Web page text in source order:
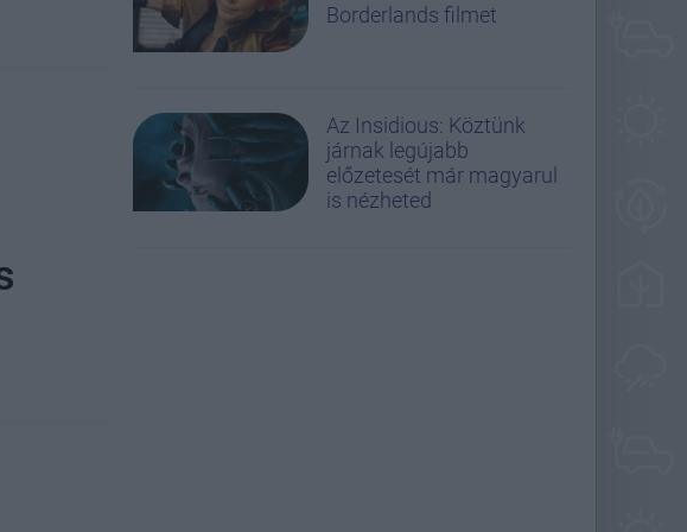
Borderlands filmet
Az Insidious: Köztünk
járnak legújabb
előzetesét már magyarul
is nézheted